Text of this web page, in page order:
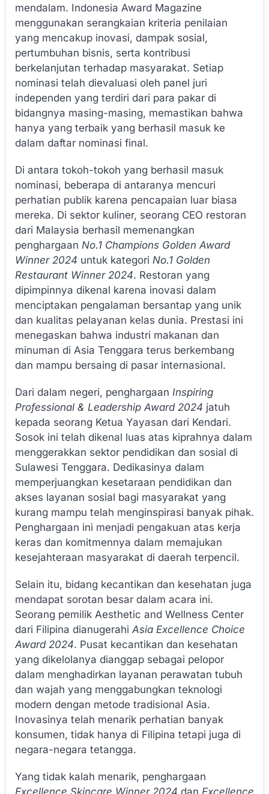
mendalam. Indonesia Award Magazine
menggunakan serangkaian kriteria penilaian
yang mencakup inovasi, dampak sosial,
pertumbuhan bisnis, serta kontribusi
berkelanjutan terhadap masyarakat. Setiap
nominasi telah dievaluasi oleh panel juri
independen yang terdiri dari para pakar di
bidangnya masing-masing, memastikan bahwa
hanya yang terbaik yang berhasil masuk ke
dalam daftar nominasi final.
Di antara tokoh-tokoh yang berhasil masuk
nominasi, beberapa di antaranya mencuri
perhatian publik karena pencapaian luar biasa
mereka. Di sektor kuliner, seorang CEO restoran
dari Malaysia berhasil memenangkan
penghargaan No.1 Champions Golden Award
Winner 2024 untuk kategori No.1 Golden
Restaurant Winner 2024. Restoran yang
dipimpinnya dikenal karena inovasi dalam
menciptakan pengalaman bersantap yang unik
dan kualitas pelayanan kelas dunia. Prestasi ini
menegaskan bahwa industri makanan dan
minuman di Asia Tenggara terus berkembang
dan mampu bersaing di pasar internasional.
Dari dalam negeri, penghargaan Inspiring
Professional & Leadership Award 2024 jatuh
kepada seorang Ketua Yayasan dari Kendari.
Sosok ini telah dikenal luas atas kiprahnya dalam
menggerakkan sektor pendidikan dan sosial di
Sulawesi Tenggara. Dedikasinya dalam
memperjuangkan kesetaraan pendidikan dan
akses layanan sosial bagi masyarakat yang
kurang mampu telah menginspirasi banyak pihak.
Penghargaan ini menjadi pengakuan atas kerja
keras dan komitmennya dalam memajukan
kesejahteraan masyarakat di daerah terpencil.
Selain itu, bidang kecantikan dan kesehatan juga
mendapat sorotan besar dalam acara ini.
Seorang pemilik Aesthetic and Wellness Center
dari Filipina dianugerahi Asia Excellence Choice
Award 2024. Pusat kecantikan dan kesehatan
yang dikelolanya dianggap sebagai pelopor
dalam menghadirkan layanan perawatan tubuh
dan wajah yang menggabungkan teknologi
modern dengan metode tradisional Asia.
Inovasinya telah menarik perhatian banyak
konsumen, tidak hanya di Filipina tetapi juga di
negara-negara tetangga.
Yang tidak kalah menarik, penghargaan